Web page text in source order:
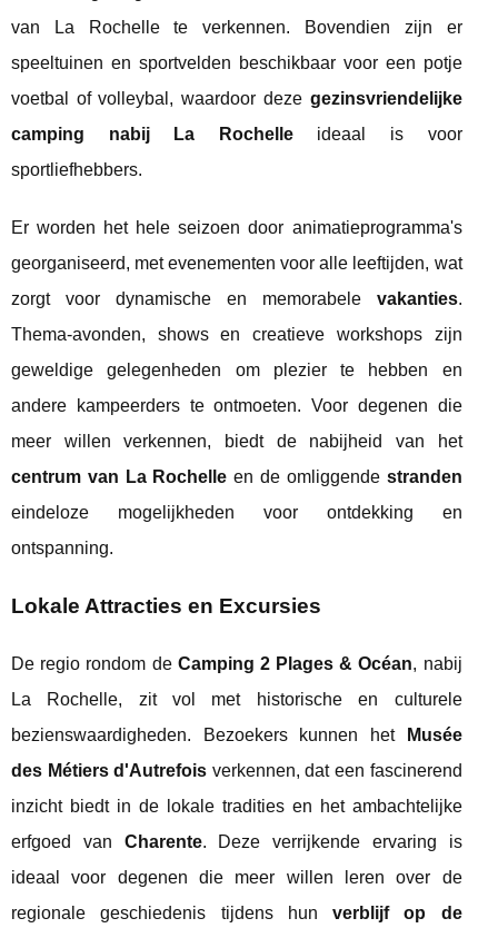
van La Rochelle te verkennen. Bovendien zijn er
speeltuinen en sportvelden beschikbaar voor een potje
voetbal of volleybal, waardoor deze gezinsvriendelijke
camping nabij La Rochelleideaal is voor
sportliefhebbers.
Er worden het hele seizoen door animatieprogramma's
georganiseerd, met evenementen voor alle leeftijden, wat
zorgt voor dynamische en memorabele vakanties.
Thema-avonden, shows en creatieve workshops zijn
geweldige gelegenheden om plezier te hebben en
andere kampeerders te ontmoeten. Voor degenen die
meer willen verkennen, biedt de nabijheid van het
centrum van La Rochelle en de omliggende stranden
eindeloze mogelijkheden voor ontdekking en
ontspanning.
Lokale Attracties en Excursies
De regio rondom de Camping 2 Plages & Océan, nabij
La Rochelle, zit vol met historische en culturele
bezienswaardigheden. Bezoekers kunnen het
Musée
des Métiers d'Autrefois verkennen, dat een fascinerend
inzicht biedt in de lokale tradities en het ambachtelijke
erfgoed van Charente. Deze verrijkende ervaring is
ideaal voor degenen die meer willen leren over de
regionale geschiedenis tijdens hunverblijf op de